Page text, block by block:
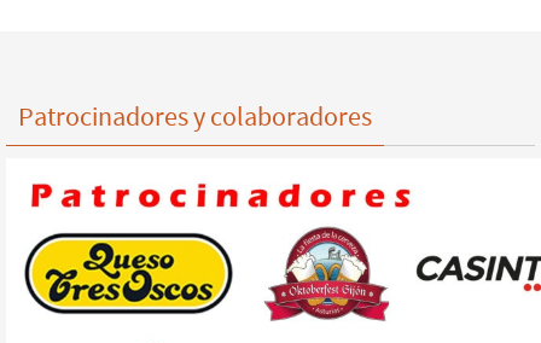
Patrocinadores y colaboradores